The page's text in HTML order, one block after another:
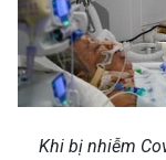
Khi bị nhiễm